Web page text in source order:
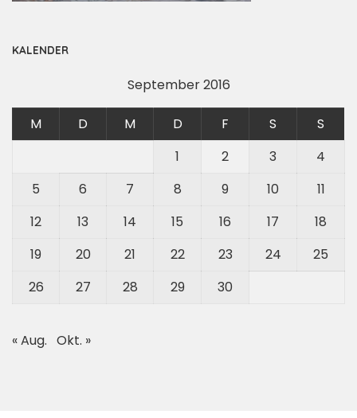
KALENDER
September 2016
M D M D F S
S
1
2 3
4
5
6 7 8 9 10
11
12
13 14 15 16 17
18
19
20 21 22 23 24
25
26
27 28 29 30
« Aug. Okt. »